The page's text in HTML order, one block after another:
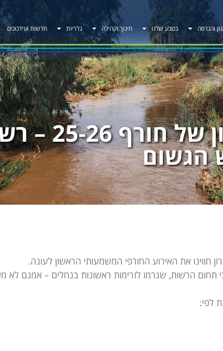
והנדסה בטבע שלנו חינוך וקהילה גלריות חדשות ועידכונים
אירוע
הגשום
חווינו את האירוע החורפי המשמעותי הראשון לעונה.
תחום הרשות, שגרמו לזרימות ראשונות בנחלים – אמנם לא
לפי: